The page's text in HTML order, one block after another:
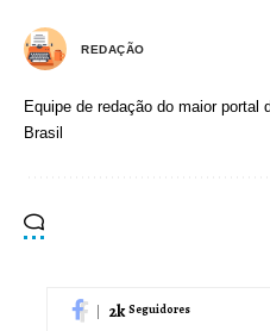
REDAÇÃO
Equipe de redação do maior portal
Brasil
2k Seguidores